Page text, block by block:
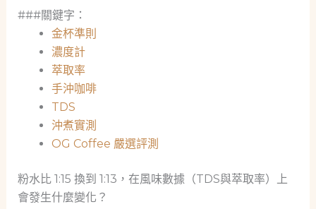
###關鍵字：
金杯準則
濃度計
萃取率
手沖咖啡
TDS
沖煮實測
OG Coffee 嚴選評測
粉水比 1:15 換到 1:13，在風味數據（TDS與萃取率）上
會發生什麼變化？